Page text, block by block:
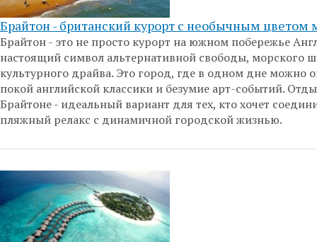
Брайтон - британский курорт с необычным цветом
Брайтон - это не просто курорт на южном побережье
настоящий символ альтернативной свободы, морского
культурного драйва. Это город, где в одном дне можно
покой английской классики и безумие арт-событий.
Брайтоне - идеальный вариант для тех, кто хочет
пляжный релакс с динамичной городской жизнью.